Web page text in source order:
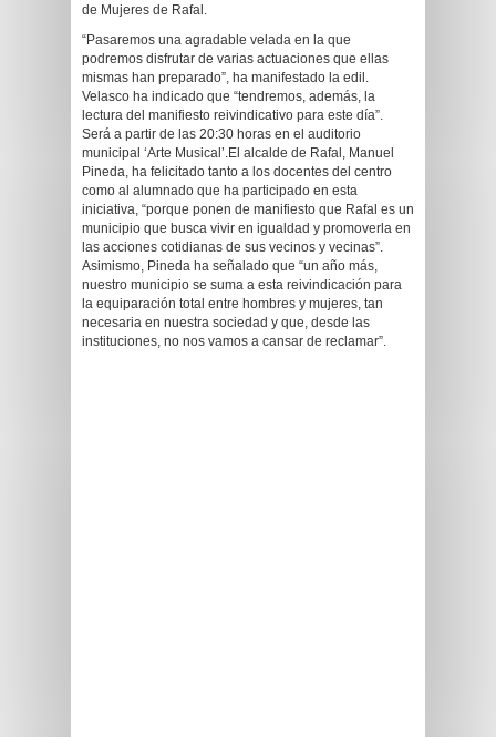
de Mujeres de Rafal.
“Pasaremos una agradable velada en la que
podremos disfrutar de varias actuaciones que ellas
mismas han preparado”, ha manifestado la edil.
Velasco ha indicado que “tendremos, además, la
lectura del manifiesto reivindicativo para este día”.
Será a partir de las 20:30 horas en el auditorio
municipal ‘Arte Musical’.El alcalde de Rafal, Manuel
Pineda, ha felicitado tanto a los docentes del centro
como al alumnado que ha participado en esta
iniciativa, “porque ponen de manifiesto que Rafal es un
municipio que busca vivir en igualdad y promoverla en
las acciones cotidianas de sus vecinos y vecinas”.
Asimismo, Pineda ha señalado que “un año más,
nuestro municipio se suma a esta reivindicación para
la equiparación total entre hombres y mujeres, tan
necesaria en nuestra sociedad y que, desde las
instituciones, no nos vamos a cansar de reclamar”.